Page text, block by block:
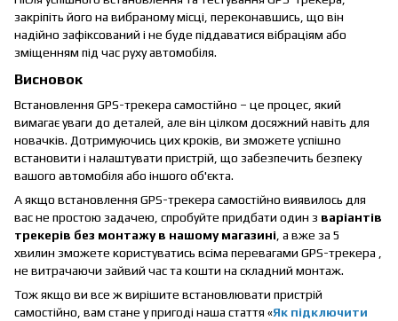
закріпіть його на вибраному місці, переконавшись, що він
надійно зафіксований і не буде піддаватися вібраціям або
зміщенням під час руху автомобіля.
Висновок
Встановлення GPS-трекера самостійно – це процес, який
вимагає уваги до деталей, але він цілком досяжний навіть для
новачків. Дотримуючись цих кроків, ви зможете успішно
встановити і налаштувати пристрій, що забезпечить безпеку
вашого автомобіля або іншого об'єкта.
А якщо встановлення GPS-трекера самостійно виявилось для
вас не простою задачею, спробуйте придбати один з варіантів
трекерів без монтажу в нашому магазині , а вже за 5
хвилин зможете користуватись всіма перевагами GPS-трекера ,
не витрачаючи зайвий час та кошти на складний монтаж.
Тож якщо ви все ж вирішите встановлювати пристрій
самостійно, вам стане у пригоді наша стаття «Як підключити